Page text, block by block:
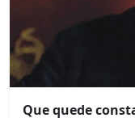
Que quede